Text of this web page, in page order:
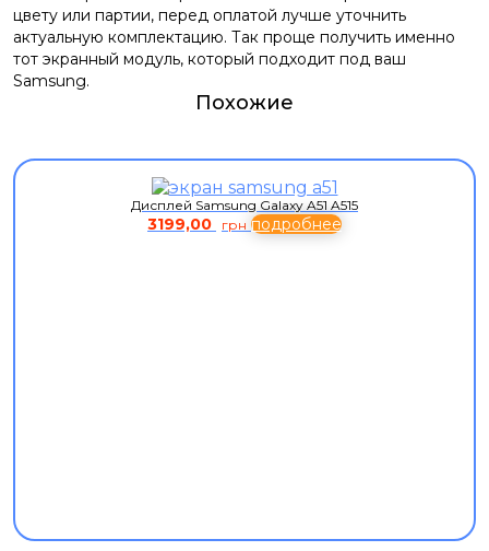
цвету или партии, перед оплатой лучше уточнить
актуальную комплектацию. Так проще получить именно
тот экранный модуль, который подходит под ваш
Samsung.
Похожие
Дисплей Samsung Galaxy A51 A515
3199,00 грн подробнее